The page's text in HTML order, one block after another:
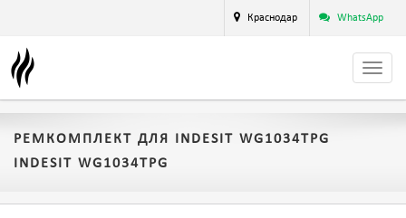
Краснодар WhatsApp
РЕМКОМПЛЕКТ ДЛЯ INDESIT WG1034TPG
INDESIT WG1034TPG